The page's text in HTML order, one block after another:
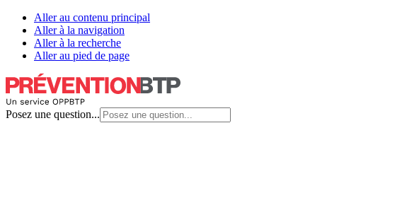
Aller au contenu principal
Aller à la navigation
Aller à la recherche
Aller au pied de page
Posez une question...